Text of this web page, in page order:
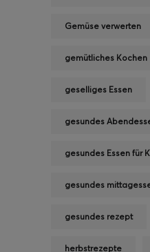
Gemüse verwerten
gemütliches Kochen
geselliges Essen
gesundes
gesundes Essen für
gesundes
gesundes rezept
herbstrezepte